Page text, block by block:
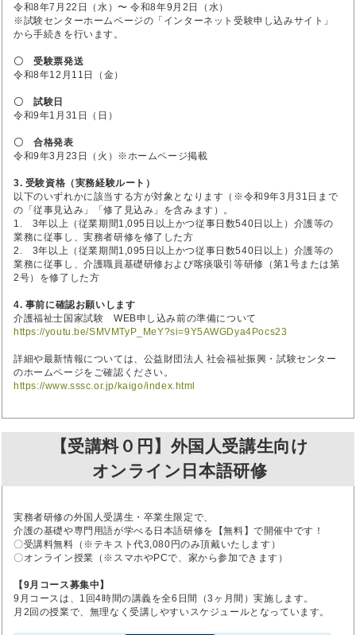
令和8年7月22日（水）〜 令和8年9月2日（水）
※試験センターホームページの「インターネット受験申し込みサイト」
から手続きを行います。
〇 受験票発送
令和8年12月11日（金）
〇 試験日
令和9年1月31日（日）
〇 合格発表
令和9年3月23日（火）※ホームページ掲載
3. 受験資格（実務経験ルート）
以下のいずれかに該当する方が対象となります（※令和9年3月31日まで
の「従事見込み」「修了見込み」を含みます）。
1. 3年以上（従業期間1,095日以上かつ従事日数540日以上）介護等の
業務に従事し、実務者研修を修了した方
2. 3年以上（従業期間1,095日以上かつ従事日数540日以上）介護等の
業務に従事し、介護職員基礎研修および喀痰吸引等研修（第1号または第
2号）を修了した方
4. 事前に確認お願いします
介護福祉士国家試験 WEB申し込み前の準備について
https://youtu.be/SMVMTyP_MeY?si=9Y5AWGDya4Pocs23
詳細や最新情報については、公益財団法人 社会福祉振興・試験センター
のホームページをご確認ください。
https://www.sssc.or.jp/kaigo/index.html
【受講料０円】外国人受講生向け
オンライン日本語研修
実務者研修の外国人受講生・卒業生限定で、
介護の基礎や専門用語が学べる日本語研修を【無料】で開催中です！
〇受講料無料（※テキスト代3,080円のみ頂戴いたします）
〇オンライン授業（※スマホやPCで、家から参加できます）
【9月コース募集中】
9月コースは、1回4時間の講義を全6日間（3ヶ月間）実施します。
月2回の授業で、無理なく受講しやすいスケジュールとなっています。